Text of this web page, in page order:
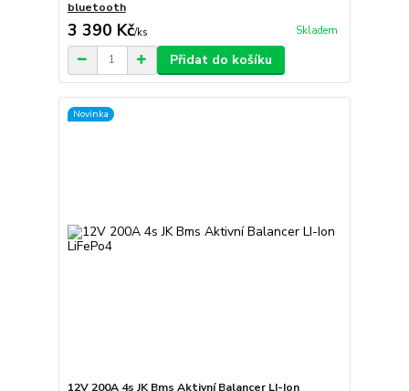
bluetooth
3 390 Kč/ks Skladem
Přidat do košíku
Novinka
12V 200A 4s JK Bms Aktivní Balancer LI-Ion